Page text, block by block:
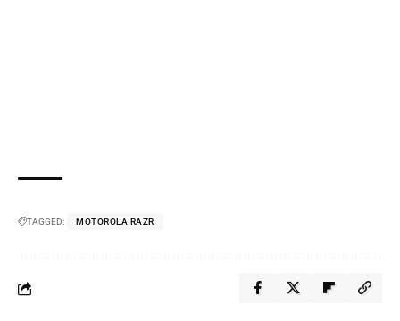
TAGGED: MOTOROLA RAZR